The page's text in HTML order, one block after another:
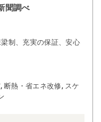
聞調べ
制、充実の保証、安心
断熱・省エネ改修, スケ